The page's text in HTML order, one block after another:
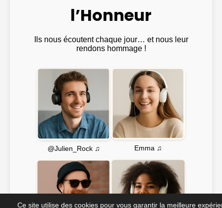
l’Honneur
Ils nous écoutent chaque jour… et nous leur
rendons hommage !
@Julien_Rock ♫ Emma ♫
Ce site utilise des cookies pour vous garantir la meilleure